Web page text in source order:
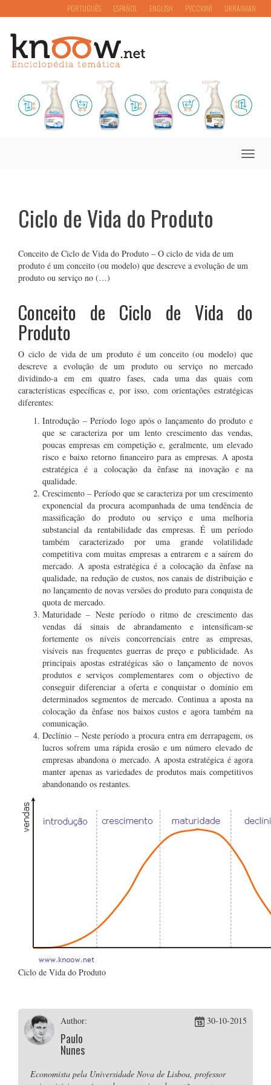
PORTUGUÊS ESPAÑOL ENGLISH РУССКИЙ UKRAINIAN
Toggle
Ciclo de Vida do Produto
Conceito de Ciclo de Vida do Produto – O ciclo de vida de um
produto é um conceito (ou modelo) que descreve a evolução de um
produto ou serviço no (…)
Conceito de Ciclo de Vida do
Produto
O ciclo de vida de um produto é um conceito (ou modelo) que
descreve a evolução de um produto ou serviço no mercado
dividindo-a em em quatro fases, cada uma das quais com
características específicas e, por isso, com orientações estratégicas
diferentes:
Introdução – Período logo após o lançamento do produto e
que se caracteriza por um lento crescimento das vendas,
poucas empresas em competição e, geralmente, um elevado
risco e baixo retorno financeiro para as empresas. A aposta
estratégica é a colocação da ênfase na inovação e na
qualidade.
Crescimento – Período que se caracteriza por um crescimento
exponencial da procura acompanhada de uma tendência de
massificação do produto ou serviço e uma melhoria
substancial da rentabilidade das empresas. É um período
também caracterizado por uma grande volatilidade
competitiva com muitas empresas a entrarem e a saírem do
mercado. A aposta estratégica é a colocação da ênfase na
qualidade, na redução de custos, nos canais de distribuição e
no lançamento de novas versões do produto para conquista de
quota de mercado.
Maturidade – Neste período o ritmo de crescimento das
vendas dá sinais de abrandamento e intensificam-se
fortemente os níveis concorrenciais entre as empresas,
visíveis nas frequentes guerras de preço e publicidade. As
principais apostas estratégicas são o lançamento de novos
produtos e serviços complementares com o objectivo de
conseguir diferenciar a oferta e conquistar o domínio em
determinados segmentos de mercado. Continua a aposta na
colocação da ênfase nos baixos custos e agora também na
comunicação.
Declínio – Neste período a procura entra em derrapagem, os
lucros sofrem uma rápida erosão e um número elevado de
empresas abandona o mercado. A aposta estratégica é agora
manter apenas as variedades de produtos mais competitivos
abandonando os restantes.
Ciclo de Vida do Produto
Author:
Paulo
Nunes
30-10-2015
Economista pela Universidade Nova de Lisboa, professor